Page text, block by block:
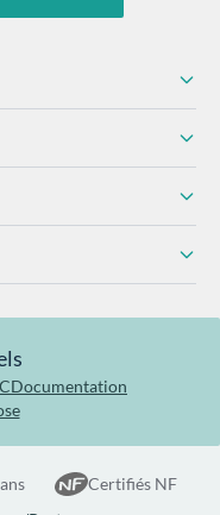
Documentation
Certifiés NF